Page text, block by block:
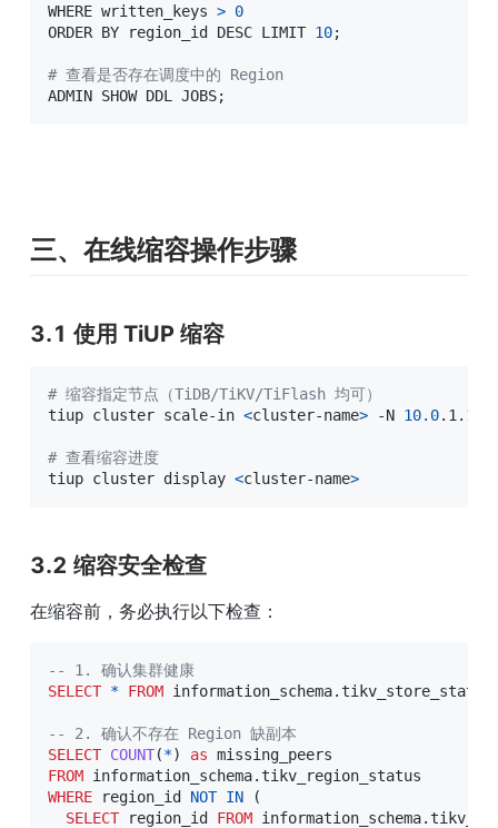
WHERE written_keys > 0
ORDER BY region_id DESC LIMIT 10;
# 查看是否存在调度中的 Region
ADMIN SHOW DDL JOBS;
三、在线缩容操作步骤
3.1 使用 TiUP 缩容
# 缩容指定节点（TiDB/TiKV/TiFlash 均可）
tiup cluster scale-in <cluster-name> -N 10.0
# 查看缩容进度
tiup cluster display <cluster-name>
3.2 缩容安全检查
在缩容前，务必执行以下检查：
-- 1. 确认集群健康
SELECT * FROM information_schema.tikv_store_status
-- 2. 确认不存在 Region 缺副本
SELECT COUNT(*) as
FROM information_schema.
WHERE region_id NOT IN
(
SELECT region_id FROM information_schema.